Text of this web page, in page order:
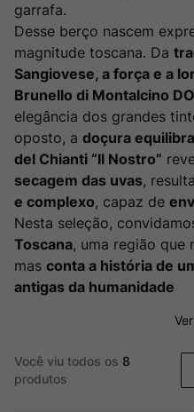
garrafa.
Desse berço nascem
magnitude toscana. Da
Sangiovese, a força e a
Brunello di Montalcino
elegância dos grandes
oposto, a doçura
del Chianti “Il Nostro”
secagem das uvas,
e complexo, capaz de
Nesta seleção,
Toscana, uma região que
mas conta a história de
antigas da humanidade
Você viu todos os 8
produtos
10º Champagne